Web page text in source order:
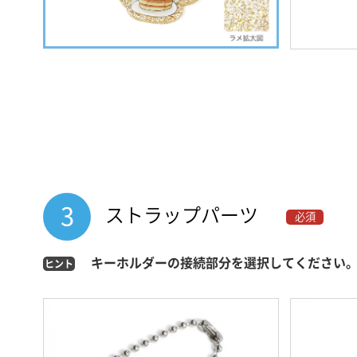
3 ストラップパーツ 必須
ヒント キーホルダーの接続部分を選択してください